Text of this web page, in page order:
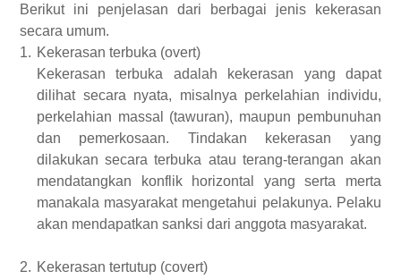
Berikut ini penjelasan dari berbagai jenis kekerasan
secara umum.
1. Kekerasan terbuka (overt)
Kekerasan terbuka adalah kekerasan yang dapat
dilihat secara nyata, misalnya perkelahian individu,
perkelahian massal (tawuran), maupun pembunuhan
dan pemerkosaan. Tindakan kekerasan yang
dilakukan secara terbuka atau terang-terangan akan
mendatangkan konflik horizontal yang serta merta
manakala masyarakat mengetahui pelakunya. Pelaku
akan mendapatkan sanksi dari anggota masyarakat.
2. Kekerasan tertutup (covert)